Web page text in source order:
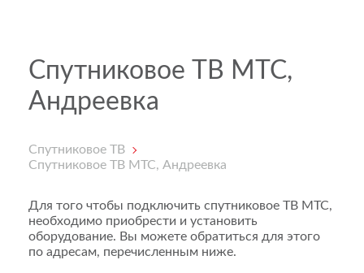
Спутниковое ТВ МТС,
Андреевка
Спутниковое ТВ
Спутниковое ТВ МТС, Андреевка
Для того чтобы подключить спутниковое ТВ МТС,
необходимо приобрести и установить
оборудование. Вы можете обратиться для этого
по адресам, перечисленным ниже.